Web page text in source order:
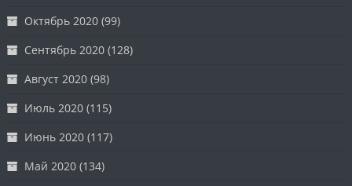
Октябрь 2020 (99)
Сентябрь 2020 (128)
Август 2020 (98)
Июль 2020 (115)
Июнь 2020 (117)
Май 2020 (134)